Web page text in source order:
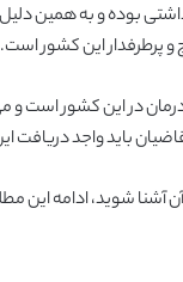
بوده و به همین دلیل
و پرطرفدار این کشور است.
درمان در این کشور است
باید واجد دریافت
آشنا شوید، ادامه این